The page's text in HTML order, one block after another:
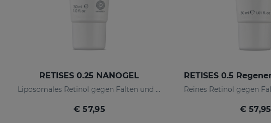
RETISES 0.25 NANOGEL
Liposomales Retinol gegen Falten und Imperfektionen
€ 57,95 € 57,95